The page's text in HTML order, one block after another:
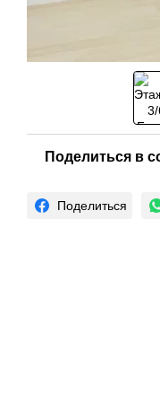
Поделиться в
Поделиться